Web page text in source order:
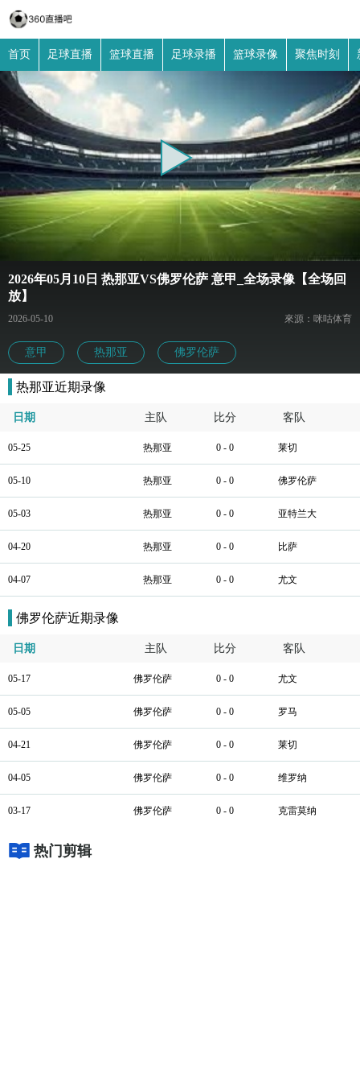
首页 足球直播 篮球直播 足球录播 篮球录像 聚焦时刻
2026年05月10日 热那亚VS佛罗伦萨 意甲_全场录像【全场回
放】
2026-05-10 來源：咪咕体育
意甲 热那亚 佛罗伦萨
热那亚近期录像
日期 主队 比分 客队
05-25 热那亚 0 - 0 莱切
05-10 热那亚 0 - 0 佛罗伦萨
05-03 热那亚 0 - 0 亚特兰大
04-20 热那亚 0 - 0 比萨
04-07 热那亚 0 - 0 尤文
佛罗伦萨近期录像
日期 主队 比分 客队
05-17 佛罗伦萨 0 - 0 尤文
05-05 佛罗伦萨 0 - 0 罗马
04-21 佛罗伦萨 0 - 0 莱切
04-05 佛罗伦萨 0 - 0 维罗纳
03-17 佛罗伦萨 0 - 0 克雷莫纳
热门剪辑